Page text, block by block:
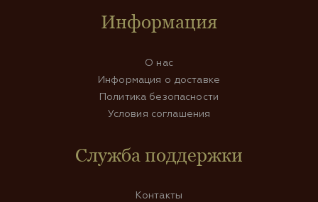
Информация
О нас
Информация о доставке
Политика безопасности
Условия соглашения
Служба поддержки
Контакты